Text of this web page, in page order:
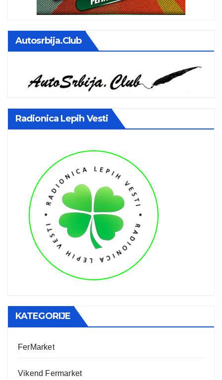
Autosrbija.club
Radionica Lepih Vesti
KATEGORIJE
FerMarket
Vikend Fermarket